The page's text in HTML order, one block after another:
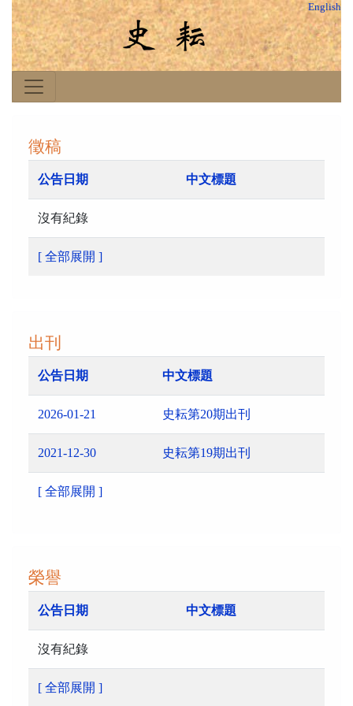
English
徵稿
公告日期 中文標題
沒有紀錄
[ 全部展開 ]
出刊
公告日期 中文標題
2026-01-21 史耘第20期出刊
2021-12-30 史耘第19期出刊
[ 全部展開 ]
榮譽
公告日期 中文標題
沒有紀錄
[ 全部展開 ]